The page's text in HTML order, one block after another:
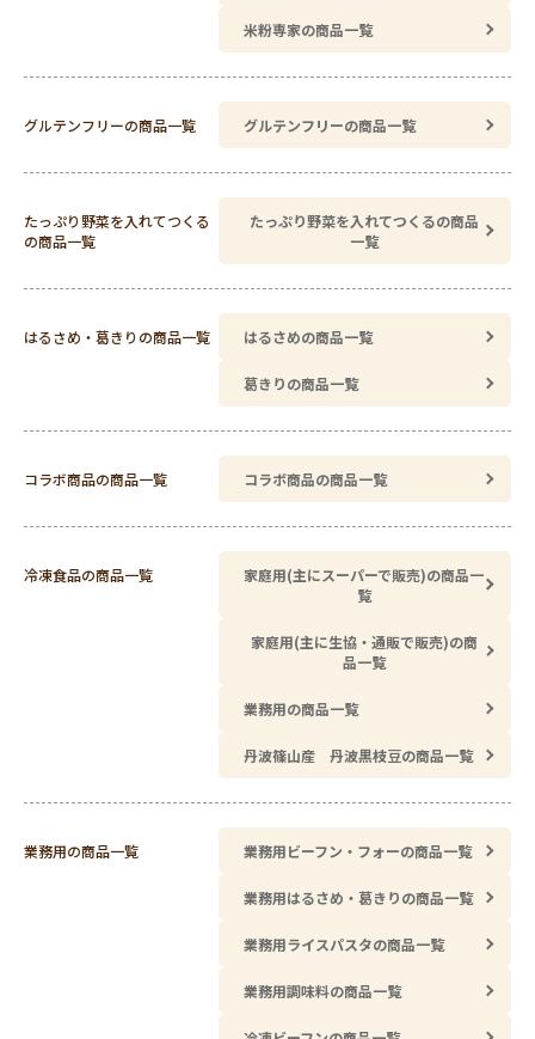
米粉専家の商品一覧
グルテンフリーの商品一覧 グルテンフリーの商品一覧
たっぷり野菜を入れてつくる
の商品一覧
たっぷり野菜を入れてつくるの商品
一覧
はるさめ・葛きりの商品一覧 はるさめの商品一覧
葛きりの商品一覧
コラボ商品の商品一覧 コラボ商品の商品一覧
冷凍食品の商品一覧
家庭用(主にスーパーで販売)の商品一
覧
家庭用(主に生協・通販で販売)の商
品一覧
業務用の商品一覧
丹波篠山産 丹波黒枝豆の商品一覧
業務用の商品一覧 業務用ビーフン・フォーの商品一覧
業務用はるさめ・葛きりの商品一覧
業務用ライスパスタの商品一覧
業務用調味料の商品一覧